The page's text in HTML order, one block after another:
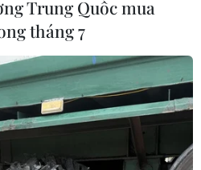
Trung Quốc mua
tháng 7